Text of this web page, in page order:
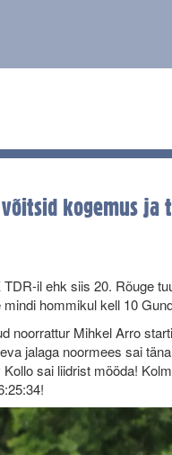
kogemus ja
il ehk siis 20. Rõuge
hommikul kell 10
noorrattur Mihkel Arro
jalaga noormees sai
sai liidrist mööda!